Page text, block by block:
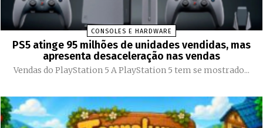
CONSOLES E HARDWARE
PS5 atinge 95 milhões de unidades vendidas, mas
apresenta desaceleração nas vendas
Vendas do PlayStation 5 A PlayStation 5 tem se mostrado...